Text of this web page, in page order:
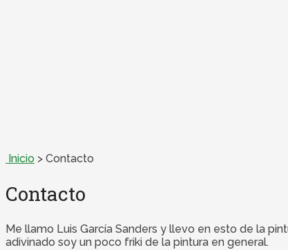
Inicio > Contacto
Contacto
Me llamo Luis García Sanders y llevo en esto de la
adivinado soy un poco friki de la pintura en general.